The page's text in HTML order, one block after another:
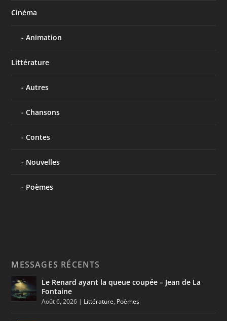
Cinéma
Animation
Littérature
Autres
Chansons
Contes
Nouvelles
Poèmes
MESSAGES RÉCENTS
Le Renard ayant la queue coupée – Jean de La
Fontaine
Août 6, 2026 | Littérature, Poèmes